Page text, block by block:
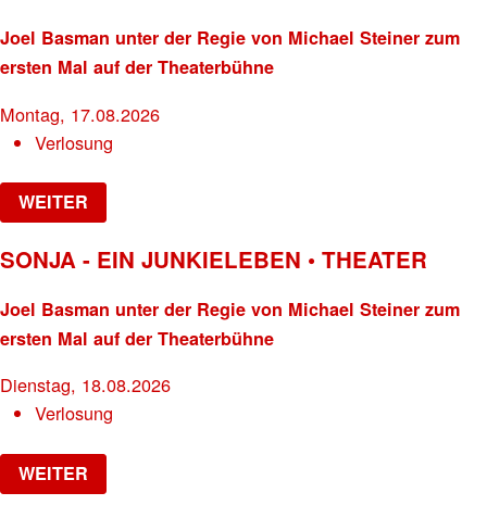
Joel Basman unter der Regie von Michael Steiner zum
ersten Mal auf der Theaterbühne
Montag, 17.08.2026
Verlosung
WEITER
SONJA - EIN JUNKIELEBEN • THEATER
Joel Basman unter der Regie von Michael Steiner zum
ersten Mal auf der Theaterbühne
Dienstag, 18.08.2026
Verlosung
WEITER